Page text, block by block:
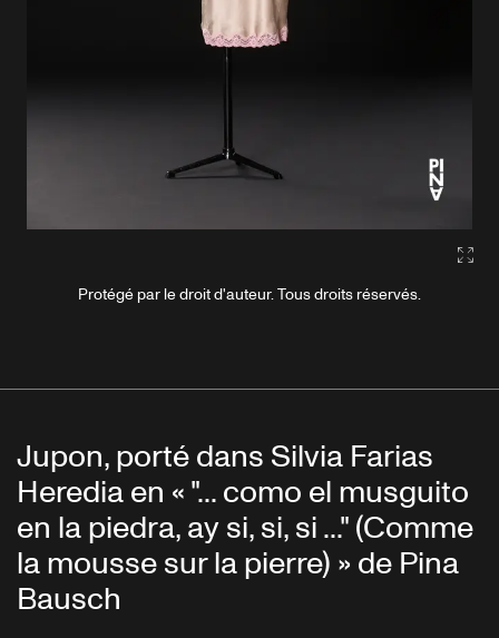
Protégé par le droit d'auteur. Tous droits réservés.
Jupon, porté dans Silvia Farias
Heredia en « "... como el musguito
en la piedra, ay si, si, si ..." (Comme
la mousse sur la pierre) » de Pina
Bausch